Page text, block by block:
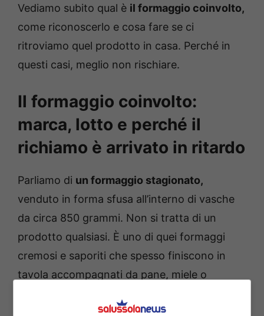
Vediamo subito qual è il formaggio coinvolto,
come riconoscerlo e cosa fare se ci
ritroviamo quel prodotto in casa. Perché in
questi casi, meglio non rischiare.
Il formaggio coinvolto:
marca, lotto e perché il
richiamo è arrivato in ritardo
Parliamo di un formaggio stagionato,
venduto in forma sfusa all’interno di vasche
da circa 850 grammi. Non si tratta di un
prodotto qualsiasi. È uno di quei formaggi
cremosi e saporiti che spesso finiscono in
tavola accompagnati da pane, miele o
la consistenza morbida e il gusto deciso, è